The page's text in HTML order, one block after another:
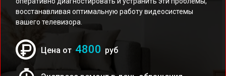
восстанавливая оптимальную работу видеосистемы
вашего телевизора.
Цена от 4800 руб